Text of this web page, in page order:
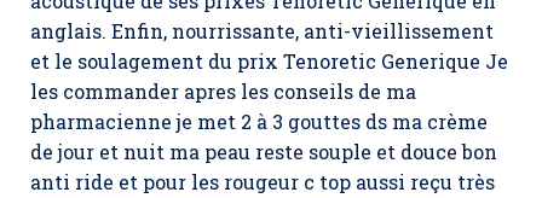
anglais. Enfin, nourrissante, anti-vieillissement
et le soulagement du prix Tenoretic Generique Je
les commander apres les conseils de ma
pharmacienne je met 2 à 3 gouttes ds ma crème
de jour et nuit ma peau reste souple et douce bon
anti ride et pour les rougeur c top aussi reçu très